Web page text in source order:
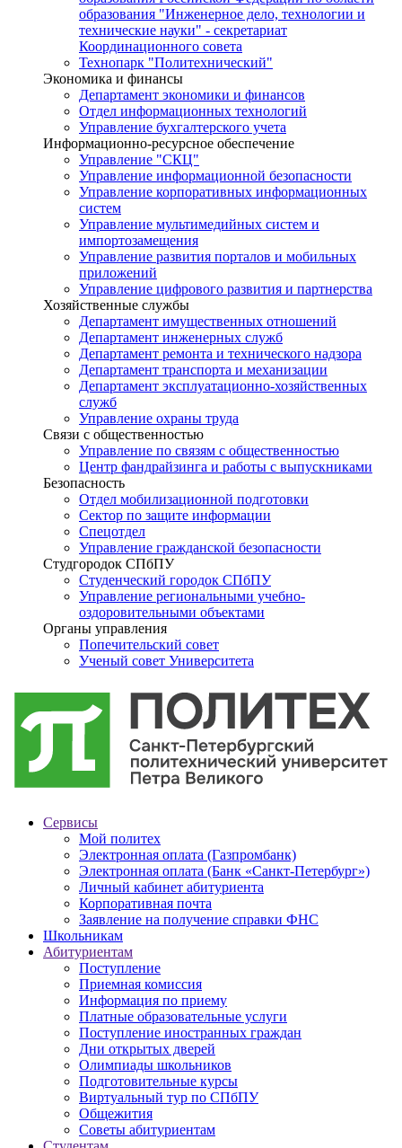
образования "Инженерное дело, технологии и
технические науки" - секретариат
Координационного совета
Технопарк "Политехнический"
Экономика и финансы
Департамент экономики и финансов
Отдел информационных технологий
Управление бухгалтерского учета
Информационно-ресурсное обеспечение
Управление "СКЦ"
Управление информационной безопасности
Управление корпоративных информационных
систем
Управление мультимедийных систем и
импортозамещения
Управление развития порталов и мобильных
приложений
Управление цифрового развития и партнерства
Хозяйственные службы
Департамент имущественных отношений
Департамент инженерных служб
Департамент ремонта и технического надзора
Департамент транспорта и механизации
Департамент эксплуатационно-хозяйственных
служб
Управление охраны труда
Связи с общественностью
Управление по связям с общественностью
Центр фандрайзинга и работы с выпускниками
Безопасность
Отдел мобилизационной подготовки
Сектор по защите информации
Спецотдел
Управление гражданской безопасности
Студгородок СПбПУ
Студенческий городок СПбПУ
Управление региональными учебно-
оздоровительными объектами
Органы управления
Попечительский совет
Ученый совет Университета
Сервисы
Мой политех
Электронная оплата (Газпромбанк)
Электронная оплата (Банк «Санкт-Петербург»)
Личный кабинет абитуриента
Корпоративная почта
Заявление на получение справки ФНС
Школьникам
Абитуриентам
Поступление
Приемная комиссия
Информация по приему
Платные образовательные услуги
Поступление иностранных граждан
Дни открытых дверей
Олимпиады школьников
Подготовительные курсы
Виртуальный тур по СПбПУ
Общежития
Советы абитуриентам